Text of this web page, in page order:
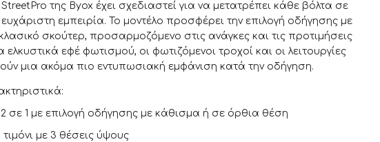
StreetPro της Byox έχει σχεδιαστεί για να μετατρέπει κάθε βόλτα σε
εμπειρία. Το μοντέλο προσφέρει την επιλογή οδήγησης με
σκούτερ, προσαρμοζόμενο στις ανάγκες και τις προτιμήσεις
ελκυστικά εφέ φωτισμού, οι φωτιζόμενοι τροχοί και οι λειτουργίες
μια ακόμα πιο εντυπωσιακή εμφάνιση κατά την οδήγηση.
σε 1 με επιλογή οδήγησης με κάθισμα ή σε όρθια θέση
τιμόνι με 3 θέσεις ύψους